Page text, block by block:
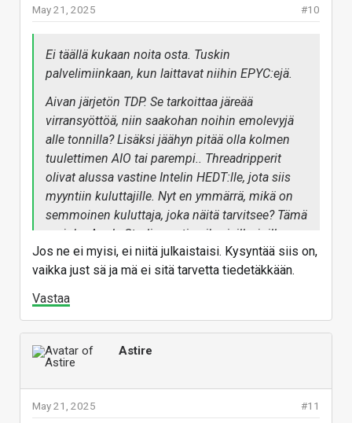
#10
May 21, 2025
Ei täällä kukaan noita osta. Tuskin
palvelimiinkaan, kun laittavat niihin EPYC:ejä.
Aivan järjetön TDP. Se tarkoittaa järeää
virransyöttöä, niin saakohan noihin emolevyjä
alle tonnilla? Lisäksi jäähyn pitää olla kolmen
tuulettimen AIO tai parempi.. Threadripperit
olivat alussa vastine Intelin HEDT:lle, jota siis
myyntiin kuluttajille. Nyt en ymmärrä, mikä on
semmoinen kuluttaja, joka näitä tarvitsee? Tämä
on joku Apple Studio vastine ihmisille, joilla on
halpaa sähköä ja koneellinen ilmanvaihto?
Jos ne ei myisi, ei niitä julkaistaisi. Kysyntää siis on,
vaikka just sä ja mä ei sitä tarvetta tiedetäkkään.
Vastaa
Astire
#11
May 21, 2025